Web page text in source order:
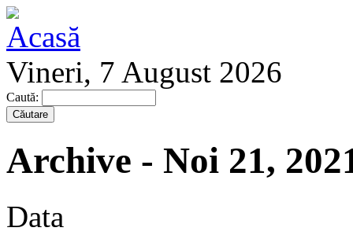
Vineri, 7 August 2026
Caută:
Archive - Noi 21,
Data